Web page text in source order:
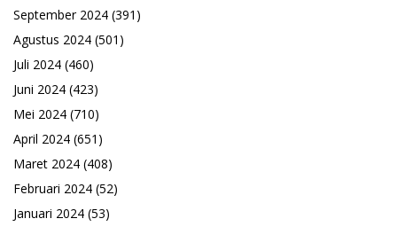
September 2024 (391)
Agustus 2024 (501)
Juli 2024 (460)
Juni 2024 (423)
Mei 2024 (710)
April 2024 (651)
Maret 2024 (408)
Februari 2024 (52)
Januari 2024 (53)